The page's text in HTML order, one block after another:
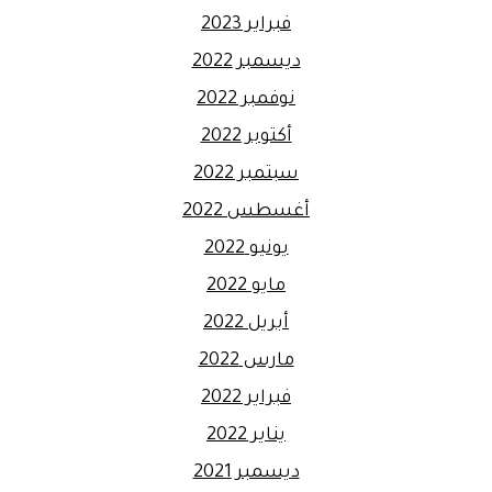
فبراير 2023
ديسمبر 2022
نوفمبر 2022
أكتوبر 2022
سبتمبر 2022
أغسطس 2022
يونيو 2022
مايو 2022
أبريل 2022
مارس 2022
فبراير 2022
يناير 2022
ديسمبر 2021